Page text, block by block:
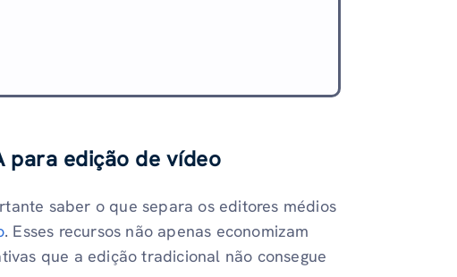
para edição de vídeo
saber o que separa os editores médios
. Esses recursos não apenas economizam
que a edição tradicional não consegue